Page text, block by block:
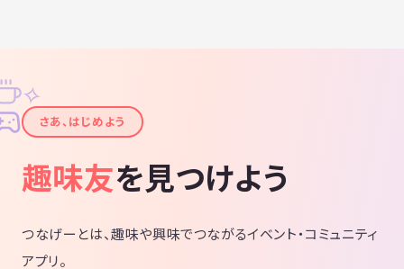
✦
✧
さあ、はじめよう
趣味友を見つけよう
つなげーとは、趣味や興味でつながるイベント・コミュニティ
アプリ。